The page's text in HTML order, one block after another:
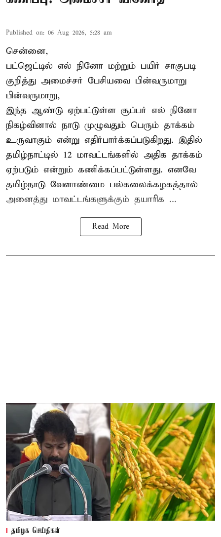
Published on: 06 Aug 2026, 5:28 am
சென்னை,
பட்ஜெட்டில் எல் நினோ மற்றும் பயிர் சாகுபடி
குறித்து அமைச்சர் பேசியவை பின்வருமாறு
பின்வருமாறு,
இந்த ஆண்டு ஏற்பட்டுள்ள சூப்பர் எல் நினோ
நிகழ்வினால் நாடு முழுவதும் பெரும் தாக்கம்
உருவாகும் என்று எதிர்பார்க்கப்படுகிறது. இதில்
தமிழ்நாட்டில் 12 மாவட்டங்களில் அதிக தாக்கம்
ஏற்படும் என்றும் கணிக்கப்பட்டுள்ளது. எனவே
தமிழ்நாடு வேளாண்மை பல்கலைக்கழகத்தால்
அனைத்து மாவட்டங்களுக்கும் தயாரிக ...
Read More
தமிழக செய்திகள்